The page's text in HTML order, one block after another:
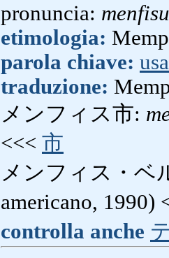
pronuncia: menfisu
etimologia:
parola chiave: usa
traduzione:
メンフィス市:
<<< 市
メンフィス・ベ
americano, 1990)
controlla anche